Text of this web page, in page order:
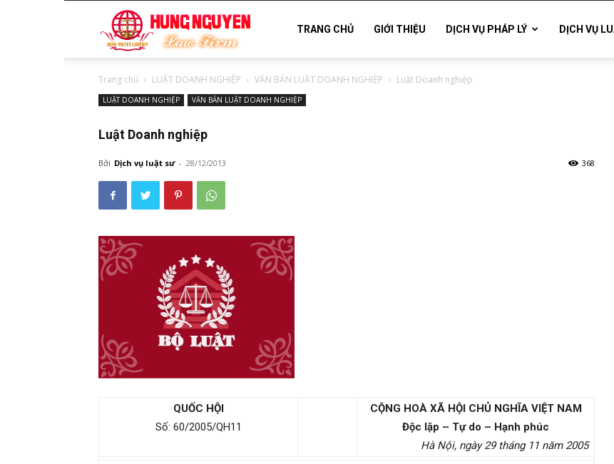
sư
TRANG CHỦ GIỚI THIỆU DỊCH VỤ PHÁP LÝ DỊCH VỤ
Trang chủ LUẬT DOANH NGHIỆP VĂN BẢN LUẬT DOANH NGHIỆP Luật Doanh nghiệp
LUẬT DOANH NGHIỆP VĂN BẢN LUẬT DOANH NGHIỆP
Luật Doanh nghiệp
Bởi Dịch vụ luật sư - 28/12/2013 368
QUỐC HỘI
Số: 60/2005/QH11
CỘNG HOÀ XÃ HỘI CHỦ NGHĨA VIỆT NAM
Độc lập – Tự do – Hạnh phúc
Hà Nội, ngày 29 tháng 11 năm 2005